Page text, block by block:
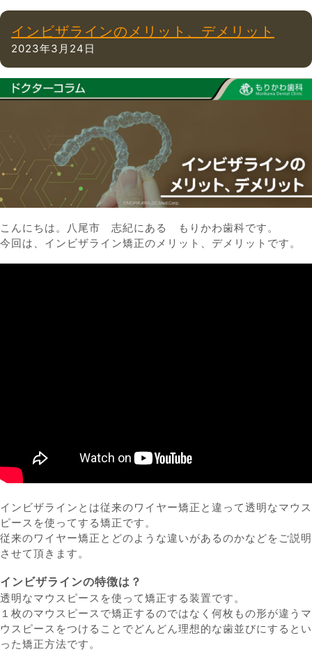
インビザラインのメリット、デメリット
2023年3月24日
こんにちは。八尾市 志紀にある もりかわ歯科です。
今回は、インビザライン矯正のメリット、デメリットです。
インビザラインとは従来のワイヤー矯正と違って透明なマウス
ピースを使ってする矯正です。
従来のワイヤー矯正とどのような違いがあるのかなどをご説明
させて頂きます。
インビザラインの特徴は？
透明なマウスピースを使って矯正する装置です。
１枚のマウスピースで矯正するのではなく何枚もの形が違うマ
ウスピースをつけることでどんどん理想的な歯並びにするとい
った矯正方法です。